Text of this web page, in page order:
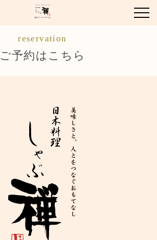
店舗情報
ブランドトップ
ご予約はこちら
reservation
ご予約はこちら